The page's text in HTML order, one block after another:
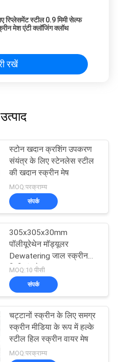
रिप्लेसमेंट स्टील 0.9 मिमी सेल्फ
मेश एंटी क्लॉजिंग क्लॉथ
रखें
स्टोन खदान क्रशिंग उपकरण
संयंत्र के लिए स्टेनलेस स्टील
की खदान स्क्रीन मेष
MOQ:परक्राम्य
संपर्क
305x305x30mm
पॉलीयूरेथेन मॉड्यूलर
Dewatering जाल स्क्रीन
फिक्सिंग के साथ पु ब्लाट
MOQ:10 पीसी
संपर्क
चट्टानों स्क्रीन के लिए समग्र
स्क्रीन मीडिया के रूप में हल्के
स्टील हिल स्क्रीन वायर मेष
MOQ:परक्राम्य